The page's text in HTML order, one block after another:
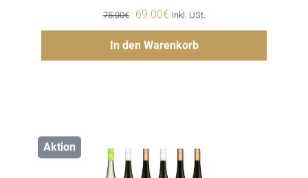
75.00€
Ursprünglicher
Preis
war:
69.00€Aktueller
Preis
ist:
inkl. USt.
In den Warenkorb
Hinzufügen
Aktion